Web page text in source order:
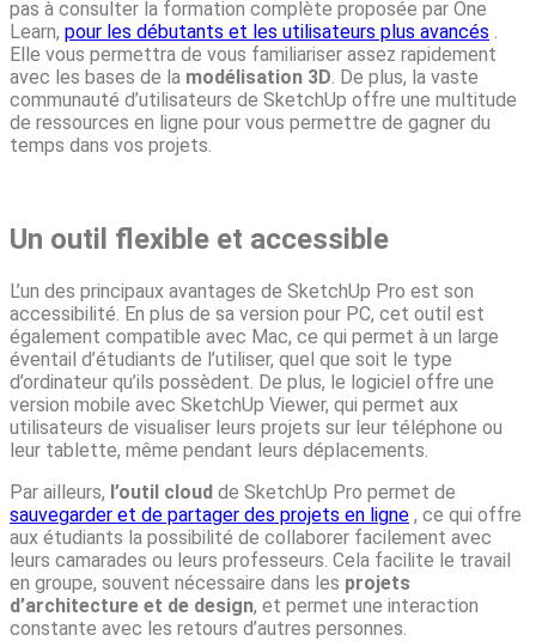
pas à consulter la formation complète proposée par One
Learn, pour les débutants et les utilisateurs plus avancés .
Elle vous permettra de vous familiariser assez rapidement
avec les bases de la modélisation 3D. De plus, la vaste
communauté d’utilisateurs de SketchUp offre une multitude
de ressources en ligne pour vous permettre de gagner du
temps dans vos projets.
Un outil flexible et accessible
L’un des principaux avantages de SketchUp Pro est son
accessibilité. En plus de sa version pour PC, cet outil est
également compatible avec Mac, ce qui permet à un large
éventail d’étudiants de l’utiliser, quel que soit le type
d’ordinateur qu’ils possèdent. De plus, le logiciel offre une
version mobile avec SketchUp Viewer, qui permet aux
utilisateurs de visualiser leurs projets sur leur téléphone ou
leur tablette, même pendant leurs déplacements.
Par ailleurs, l’outil cloud de SketchUp Pro permet de
sauvegarder et de partager des projets en ligne , ce qui offre
aux étudiants la possibilité de collaborer facilement avec
leurs camarades ou leurs professeurs. Cela facilite le travail
en groupe, souvent nécessaire dans les projets
d’architecture et de design, et permet une interaction
constante avec les retours d’autres personnes.